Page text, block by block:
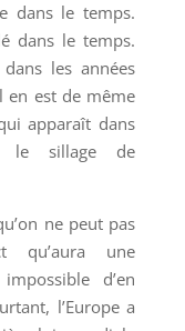
dans le temps.
dans le temps.
les années
en est de même
apparaît dans
le sillage de
ne peut pas
qu’aura une
d’en
l’Europe a